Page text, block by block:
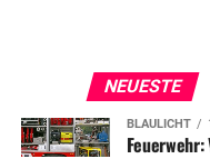
NEUESTE
BLAULICHT
Feuerwehr: